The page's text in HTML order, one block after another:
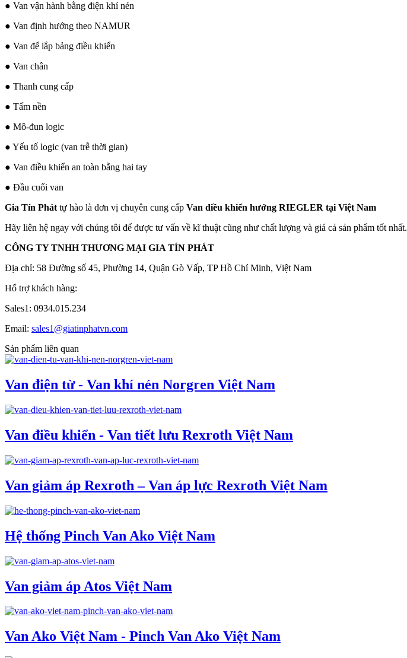
● Van vận hành bằng điện khí nén
● Van định hướng theo NAMUR
● Van để lắp bảng điều khiển
● Van chân
● Thanh cung cấp
● Tấm nền
● Mô-đun logic
● Yếu tố logic (van trễ thời gian)
● Van điều khiển an toàn bằng hai tay
● Đầu cuối van
Gia Tín Phát tự hào là đơn vị chuyên cung cấp Van điều khiển hướng RIEGLER tại Việt Nam
Hãy liên hệ ngay với chúng tôi để được tư vấn về kĩ thuật cũng như chất lượng và giá cả sản phẩm tốt nhất.
CÔNG TY TNHH THƯƠNG MẠI GIA TÍN PHÁT
Địa chỉ: 58 Đường số 45, Phường 14, Quận Gò Vấp, TP Hồ Chí Minh, Việt Nam
Hổ trợ khách hàng:
Sales1: 0934.015.234
Email: sales1@giatinphatvn.com
Sản phẩm liên quan
Van điện từ - Van khí nén Norgren Việt Nam
Van điều khiển - Van tiết lưu Rexroth Việt Nam
Van giảm áp Rexroth – Van áp lực Rexroth Việt Nam
Hệ thống Pinch Van Ako Việt Nam
Van giảm áp Atos Việt Nam
Van Ako Việt Nam - Pinch Van Ako Việt Nam